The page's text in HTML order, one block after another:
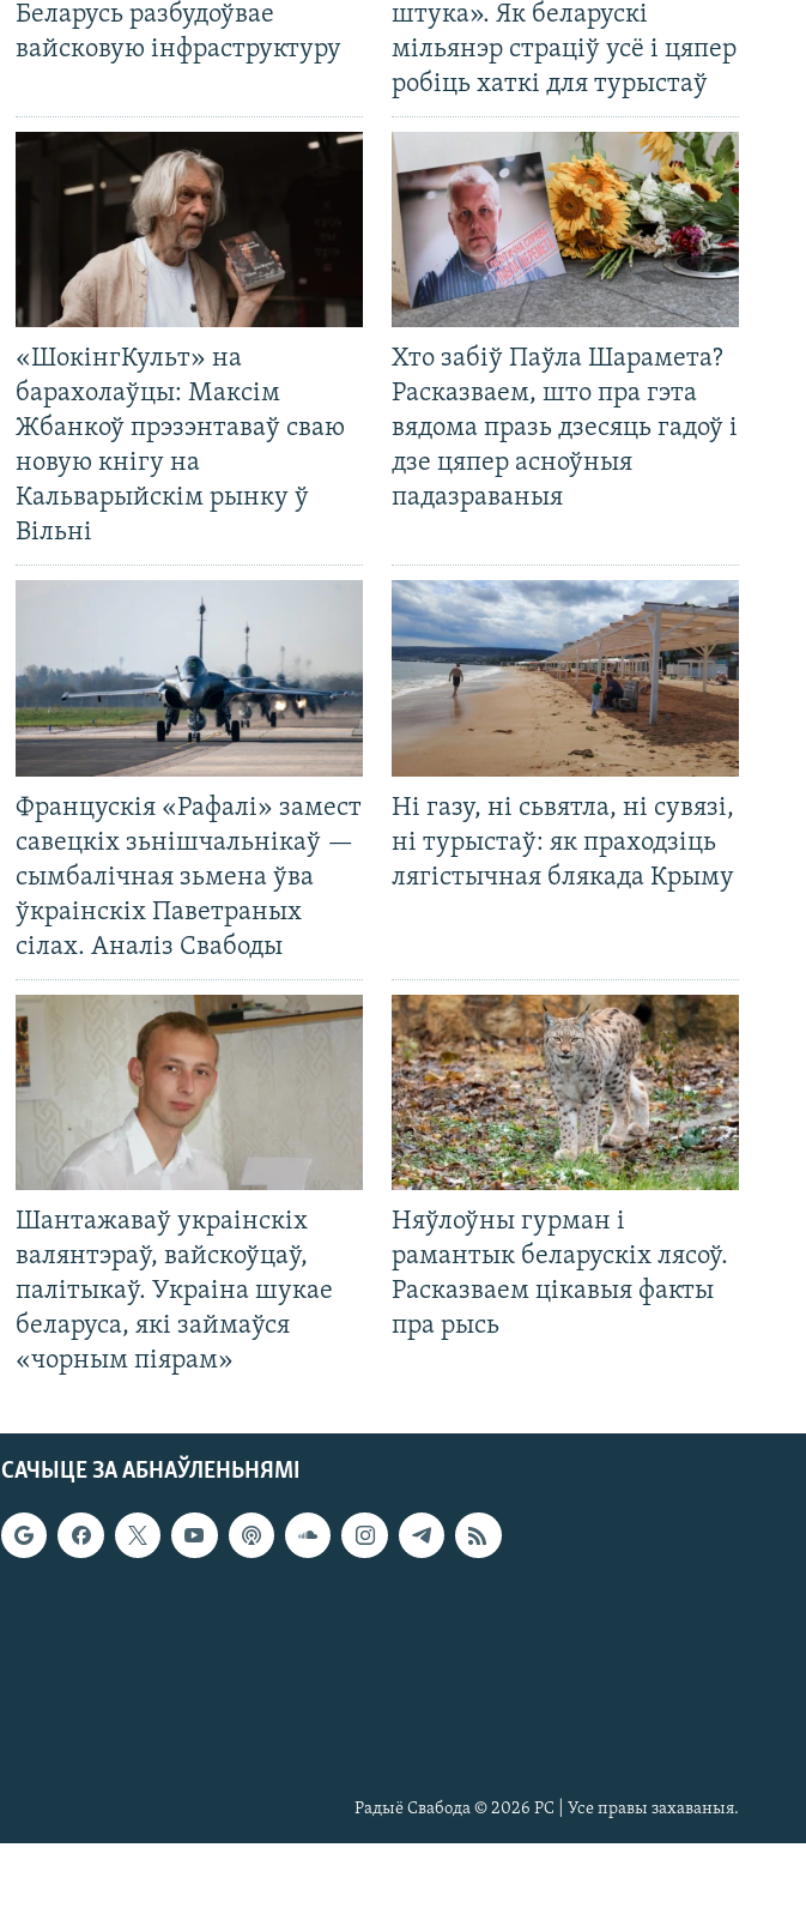
Беларусь разбудоўвае
вайсковую інфраструктуру
штука». Як беларускі
мільянэр страціў усё і цяпер
робіць хаткі для турыстаў
«ШокінгКульт» на
барахолаўцы: Максім
Жбанкоў прэзэнтаваў сваю
новую кнігу на
Кальварыйскім рынку ў
Вільні
Хто забіў Паўла Шарамета?
Расказваем, што пра гэта
вядома празь дзесяць гадоў і
дзе цяпер асноўныя
падазраваныя
Францускія «Рафалі» замест
савецкіх зьнішчальнікаў —
сымбалічная зьмена ўва
ўкраінскіх Паветраных
сілах. Аналіз Свабоды
Ні газу, ні сьвятла, ні сувязі,
ні турыстаў: як праходзіць
лягістычная блякада Крыму
Шантажаваў украінскіх
валянтэраў, вайскоўцаў,
палітыкаў. Украіна шукае
беларуса, які займаўся
«чорным піярам»
Няўлоўны гурман і
рамантык беларускіх лясоў.
Расказваем цікавыя факты
пра рысь
САЧЫЦЕ ЗА АБНАЎЛЕНЬНЯМІ
Радыё Свабода © 2026 РС | Усе правы захаваныя.